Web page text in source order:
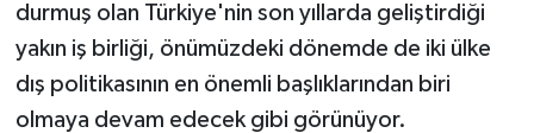
durmuş olan Türkiye'nin son yıllarda geliştirdiği
yakın iş birliği, önümüzdeki dönemde de iki ülke
dış politikasının en önemli başlıklarından biri
olmaya devam edecek gibi görünüyor.